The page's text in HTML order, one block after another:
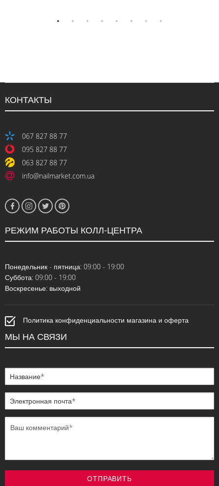
КОНТАКТЫ
067 827 88 77
095 827 88 77
063 827 88 77
info@nailmarket.com.ua
РЕЖИМ РАБОТЫ КОЛЛ-ЦЕНТРА
Понедельник - пятница: 09:00 - 19:00
Суббота: 09:00 - 19:00
Воскресенье: выходной
Политика конфиденциальности магазина и оферта
МЫ НА СВЯЗИ
ОТПРАВИТЬ